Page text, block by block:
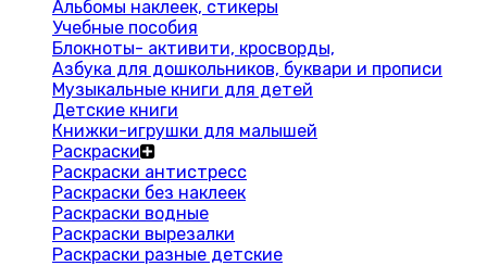
Альбомы наклеек, стикеры
Учебные пособия
Блокноты- активити, кросворды,
Азбука для дошкольников, буквари и прописи
Музыкальные книги для детей
Детские книги
Книжки-игрушки для малышей
Раскраски
Раскраски антистресс
Раскраски без наклеек
Раскраски водные
Раскраски вырезалки
Раскраски разные детские